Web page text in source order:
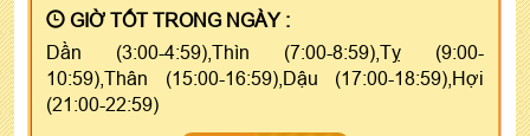
GIỜ TỐT TRONG NGÀY :
Dần (3:00-4:59),Thìn (7:00-8:59),Tỵ (9:00-
10:59),Thân (15:00-16:59),Dậu (17:00-18:59),Hợi
(21:00-22:59)